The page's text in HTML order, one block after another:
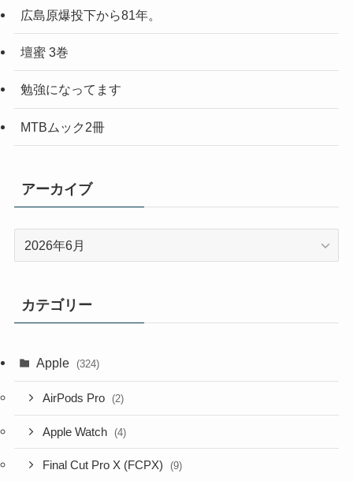
広島原爆投下から81年。
壇蜜 3巻
勉強になってます
MTBムック2冊
アーカイブ
ブ
カテゴリー
Apple (324)
AirPods Pro (2)
Apple Watch (4)
Final Cut Pro X (FCPX) (9)